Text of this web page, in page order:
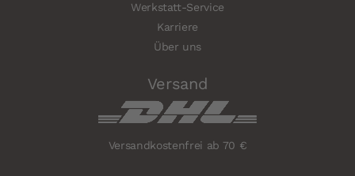
Werkstatt-Service
Karriere
Über uns
Versand
Versandkostenfrei ab 70 €